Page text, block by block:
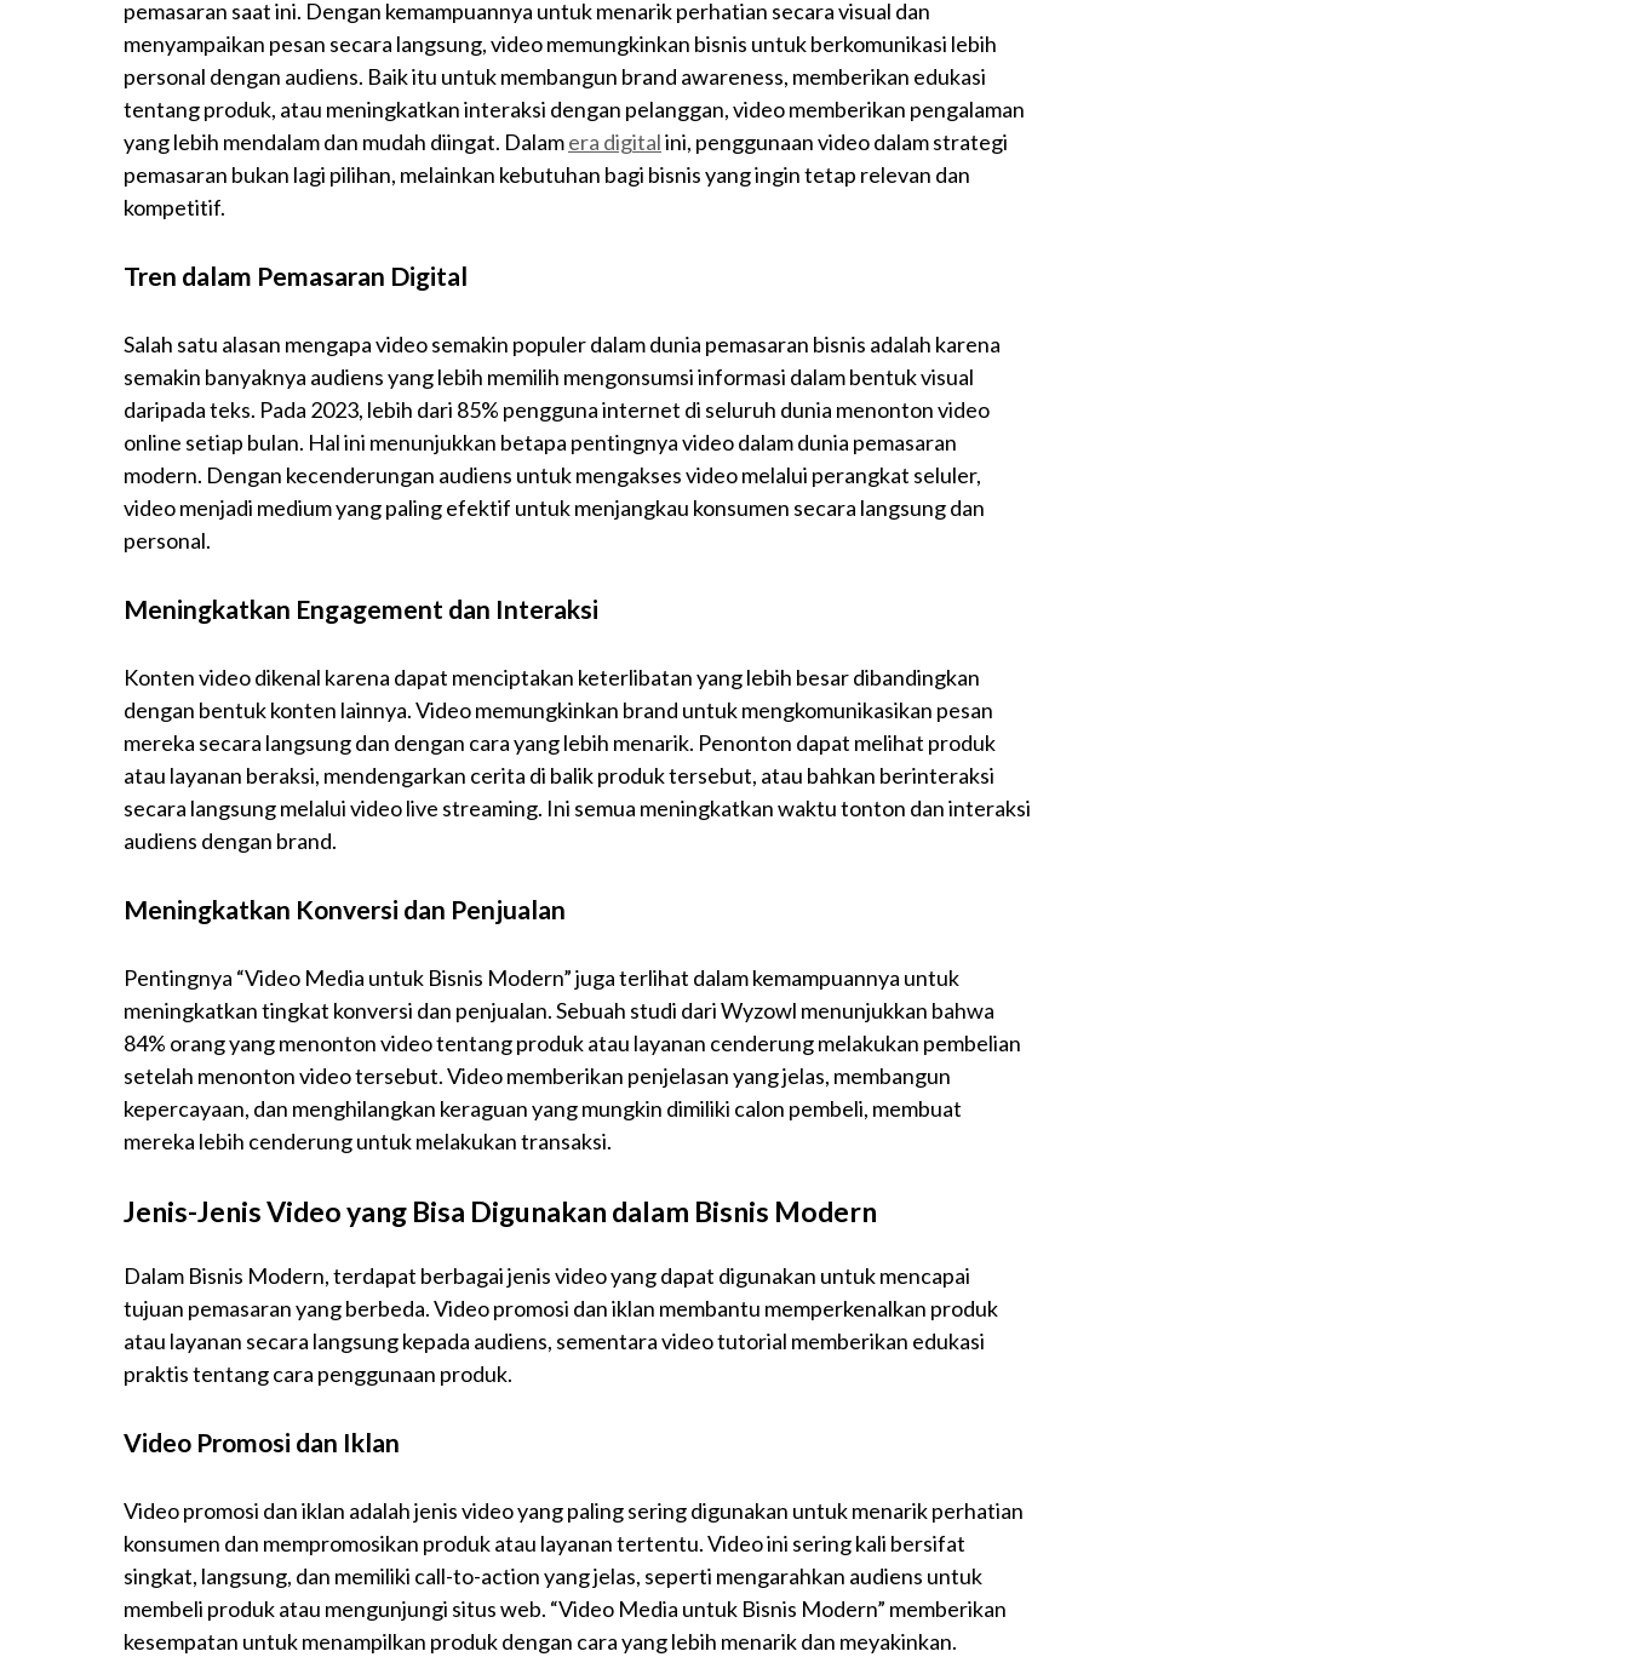
pemasaran saat ini. Dengan kemampuannya untuk menarik perhatian secara visual dan
menyampaikan pesan secara langsung, video memungkinkan bisnis untuk berkomunikasi lebih
personal dengan audiens. Baik itu untuk membangun brand awareness, memberikan edukasi
tentang produk, atau meningkatkan interaksi dengan pelanggan, video memberikan pengalaman
yang lebih mendalam dan mudah diingat. Dalamera digitalini, penggunaan video dalam strategi
pemasaran bukan lagi pilihan, melainkan kebutuhan bagi bisnis yang ingin tetap relevan dan
kompetitif.
Tren dalam Pemasaran Digital
Salah satu alasan mengapa video semakin populer dalam dunia pemasaran bisnis adalah karena
semakin banyaknya audiens yang lebih memilih mengonsumsi informasi dalam bentuk visual
daripada teks. Pada 2023, lebih dari 85% pengguna internet di seluruh dunia menonton video
online setiap bulan. Hal ini menunjukkan betapa pentingnya video dalam dunia pemasaran
modern. Dengan kecenderungan audiens untuk mengakses video melalui perangkat seluler,
video menjadi medium yang paling efektif untuk menjangkau konsumen secara langsung dan
personal.
Meningkatkan Engagement dan Interaksi
Konten video dikenal karena dapat menciptakan keterlibatan yang lebih besar dibandingkan
dengan bentuk konten lainnya. Video memungkinkan brand untuk mengkomunikasikan pesan
mereka secara langsung dan dengan cara yang lebih menarik. Penonton dapat melihat produk
atau layanan beraksi, mendengarkan cerita di balik produk tersebut, atau bahkan berinteraksi
secara langsung melalui video live streaming. Ini semua meningkatkan waktu tonton dan interaksi
audiens dengan brand.
Meningkatkan Konversi dan Penjualan
Pentingnya “Video Media untuk Bisnis Modern” juga terlihat dalam kemampuannya untuk
meningkatkan tingkat konversi dan penjualan. Sebuah studi dari Wyzowl menunjukkan bahwa
84% orang yang menonton video tentang produk atau layanan cenderung melakukan pembelian
setelah menonton video tersebut. Video memberikan penjelasan yang jelas, membangun
kepercayaan, dan menghilangkan keraguan yang mungkin dimiliki calon pembeli, membuat
mereka lebih cenderung untuk melakukan transaksi.
Jenis-Jenis Video yang Bisa Digunakan dalam Bisnis Modern
Dalam Bisnis Modern, terdapat berbagai jenis video yang dapat digunakan untuk mencapai
tujuan pemasaran yang berbeda. Video promosi dan iklan membantu memperkenalkan produk
atau layanan secara langsung kepada audiens, sementara video tutorial memberikan edukasi
praktis tentang cara penggunaan produk.
Video Promosi dan Iklan
Video promosi dan iklan adalah jenis video yang paling sering digunakan untuk menarik perhatian
konsumen dan mempromosikan produk atau layanan tertentu. Video ini sering kali bersifat
singkat, langsung, dan memiliki call-to-action yang jelas, seperti mengarahkan audiens untuk
membeli produk atau mengunjungi situs web. “Video Media untuk Bisnis Modern” memberikan
kesempatan untuk menampilkan produk dengan cara yang lebih menarik dan meyakinkan.